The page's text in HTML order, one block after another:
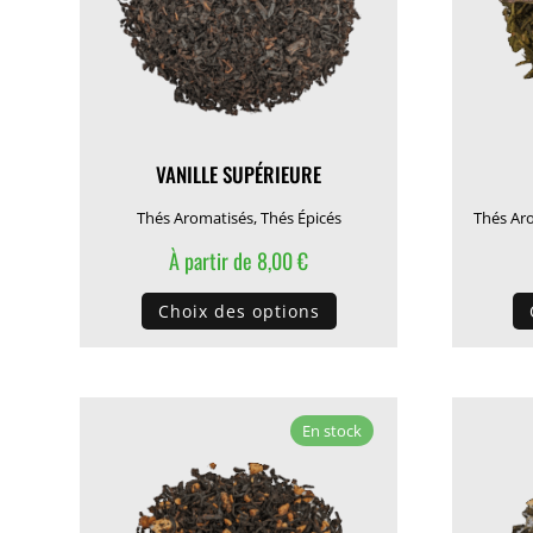
sur
la
VANILLE SUPÉRIEURE
Thés Aromatisés,Thés Épicés
À partir de 8,00€
Choix des options
Ce
produit
variations.
Les
peuvent
Thés
En stock